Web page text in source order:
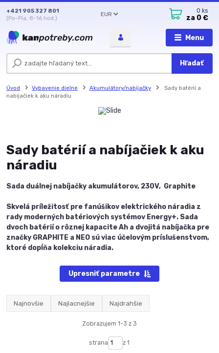
Menu
EUR
Hľadať
+421 905 327 801
(Po-Pia, 8-16 hod.)
0 ks
za 0 €
Úvod Vybavenie dielne Akumulátory/nabíjačky
Sady batérií a
nabíjačiek k aku náradiu
Sady batérií a nabíjačiek k aku
náradiu
Sada duálnej nabíjačky akumulátorov, 230V, Graphite
Skvelá príležitosť pre fanúšikov elektrického náradia z
rady moderných batériových systémov Energy+. Sada
dvoch batérií o rôznej kapacite Ah a dvojitá nabíjačka pre
značky GRAPHITE a NEO sú viac účelovým príslušenstvom,
ktoré dopĺňa kolekciu náradia.
Upresniť parametre
Najnovšie Najlacnejšie Najdrahšie
Zobrazujem 1-3 z 3
strana z 1